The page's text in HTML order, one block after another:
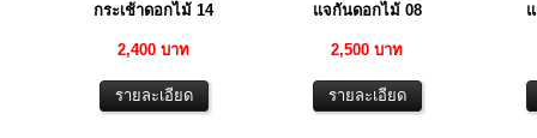
กระเช้าดอกไม้ 14
2,400 บาท
แจกันดอกไม้ 08
2,500 บาท